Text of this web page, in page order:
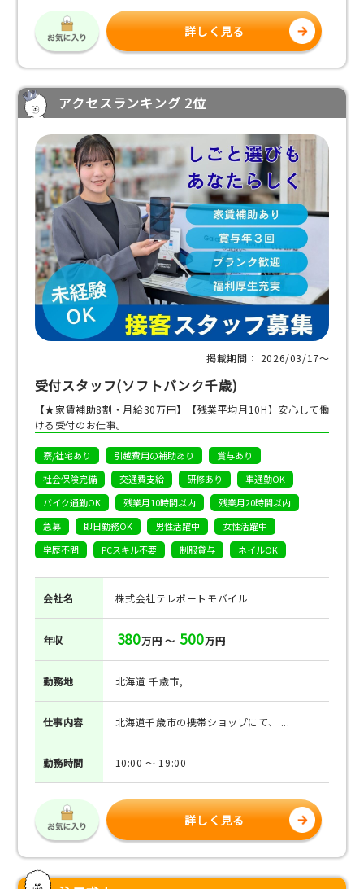
詳しく見る
アクセスランキング 2位
掲載期間： 2026/03/17〜
受付スタッフ(ソフトバンク千歳)
【★家賃補助8割・月給30万円】【残業平均月10H】安心して働
ける受付のお仕事。
寮/社宅あり 引越費用の補助あり
賞与あり
社会保険完備
交通費支給 研修あり
車通勤OK
バイク通勤OK
残業月10時間以内
残業月20時間以内
急募
即日勤務OK 男性活躍中
女性活躍中
学歴不問
PCスキル不要 制服貸与 ネイルOK
会社名 株式会社テレポートモバイル
年収 380万円 ～ 500万円
勤務地 北海道 千歳市,
仕事内容 北海道千歳市の携帯ショップにて、 ...
勤務時間 10:00 ～ 19:00
詳しく見る